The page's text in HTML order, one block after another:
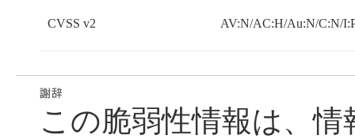
CVSS v2 AV:N/AC:H/Au:N/C:N/
この脆弱性情報は、